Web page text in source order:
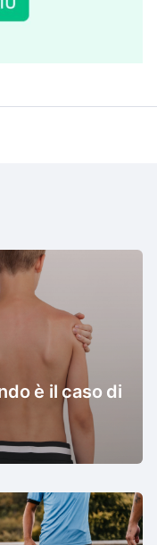
è il caso di